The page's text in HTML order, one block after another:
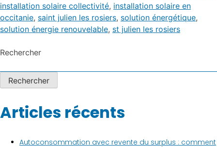
installation solaire collectivité, installation solaire en
occitanie, saint julien les rosiers, solution énergétique,
solution énergie renouvelable, st julien les rosiers
Rechercher
Rechercher
Articles récents
Autoconsommation avec revente du surplus : comment